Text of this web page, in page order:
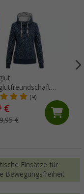
Sweatjacke
(9)
€
€
Einsätze für
Bewegungsfreiheit